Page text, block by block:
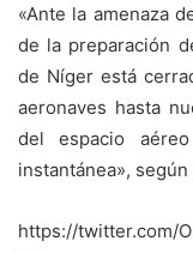
«Ante la amenaza
de la preparación
de Níger está
aeronaves hasta
del espacio
instantánea»,
https://twitter.com/